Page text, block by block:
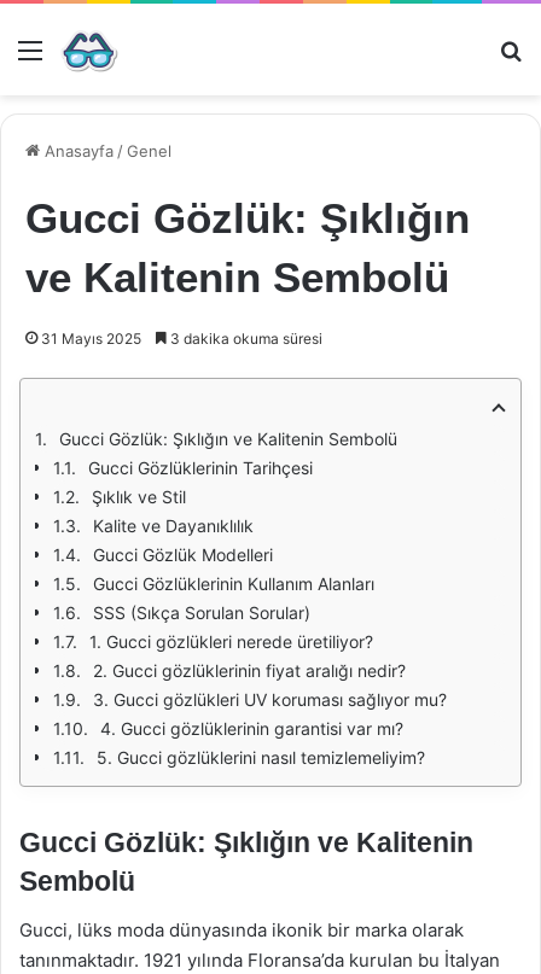
Menü
Anasayfa /Genel
Gucci Gözlük: Şıklığın
ve Kalitenin Sembolü
31 Mayıs 2025 3 dakika okuma süresi
Gucci Gözlük: Şıklığın ve Kalitenin Sembolü
Gucci Gözlüklerinin Tarihçesi
Şıklık ve Stil
Kalite ve Dayanıklılık
Gucci Gözlük Modelleri
Gucci Gözlüklerinin Kullanım Alanları
SSS (Sıkça Sorulan Sorular)
1. Gucci gözlükleri nerede üretiliyor?
2. Gucci gözlüklerinin fiyat aralığı nedir?
3. Gucci gözlükleri UV koruması sağlıyor mu?
4. Gucci gözlüklerinin garantisi var mı?
5. Gucci gözlüklerini nasıl temizlemeliyim?
Gucci Gözlük: Şıklığın ve Kalitenin
Sembolü
Gucci, lüks moda dünyasında ikonik bir marka olarak
tanınmaktadır. 1921 yılında Floransa’da kurulan bu İtalyan